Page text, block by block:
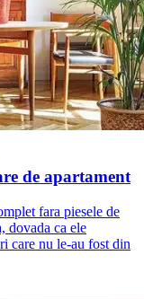
de apartament
fara piesele de
dovada ca ele
care nu le-au fost din